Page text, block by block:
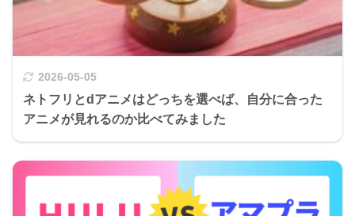
2026-05-05
ネトフリとdアニメはどっちを選べば、自分に合った
アニメが見れるのか比べてみました